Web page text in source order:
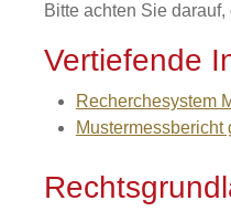
Bitte achten Sie
Vertiefende
Recherchesystem